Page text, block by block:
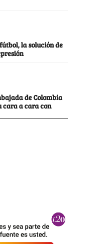
la solución de
de Colombia
cara a cara con